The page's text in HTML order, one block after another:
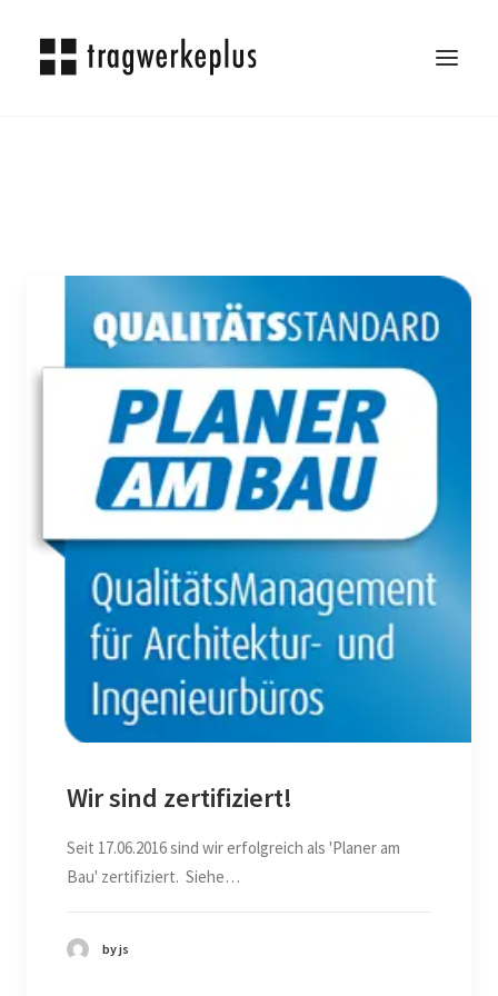
ÜBER UNS
KARRIERE
KONTAKT
SEARCH
Wir sind zertifiziert!
Seit 17.06.2016 sind wir erfolgreich als 'Planer am
Bau' zertifiziert. Siehe…
by js